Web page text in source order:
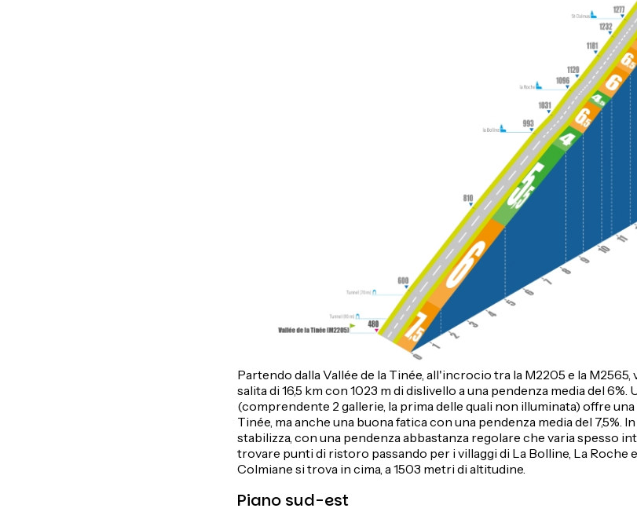
Partendo dalla Vallée de la Tinée, all'incrocio tra la M2205 e la M2565,
salita di 16,5 km con 1023 m di dislivello a una pendenza media del 6%.
(comprendente 2 gallerie, la prima delle quali non illuminata) offre una
Tinée, ma anche una buona fatica con una pendenza media del 7,5%.
stabilizza, con una pendenza abbastanza regolare che varia spesso
trovare punti di ristoro passando per i villaggi di La Bolline, La Roche
Colmiane si trova in cima, a 1503 metri di altitudine.
Piano sud-est